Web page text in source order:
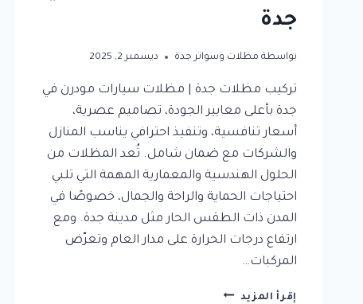
جدة
بواسطة مظلات وسواتر جدة ديسمبر 2, 2025
تركيب مظلات جدة | مظلات سيارات مودرن في
جدة بأعلى معايير الجودة، تصاميم عصرية،
أسعار تنافسية، وتنفيذ احترافي يناسب المنازل
والشركات مع ضمان شامل. تُعد المظلات من
الحلول الهندسية والمعمارية المهمة التي تلبي
احتياجات الحماية والراحة والجمال، خصوصًا في
المدن ذات الطقس الحار مثل مدينة جدة. ومع
ارتفاع درجات الحرارة على مدار العام وتعرّض
المركبات…
إقرأ المزيد تركيب